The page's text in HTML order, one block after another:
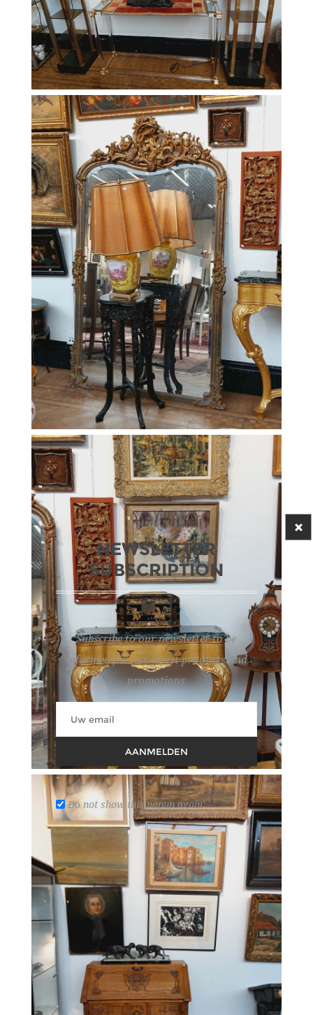
NEWSLETTER
SUBSCRIPTION
Subscribe to our newsletter to be
informed for our latest products and
promotions
AANMELDEN
Do not show this popup again